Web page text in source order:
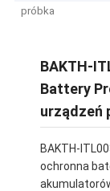
próbka
BAKTH-
Battery
urządzeń
BAKTH-
ochronna